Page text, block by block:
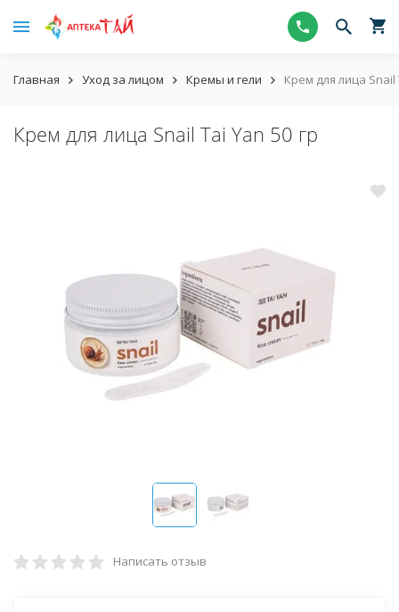
Главная Уход за лицом Кремы и гели Крем для лица Snail
Крем для лица Snail Tai Yan 50 гр
Написать отзыв